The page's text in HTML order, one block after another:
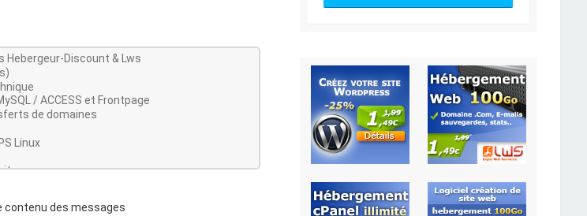
contenu des messages